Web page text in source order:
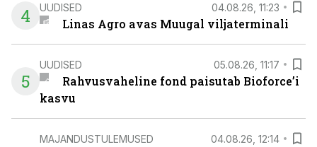
4 UUDISED 04.08.26, 11:23
Linas Agro avas Muugal viljaterminali
5
UUDISED 05.08.26, 11:17
Rahvusvaheline fond paisutab Bioforce’i
kasvu
MAJANDUSTULEMUSED 04.08.26, 12:14